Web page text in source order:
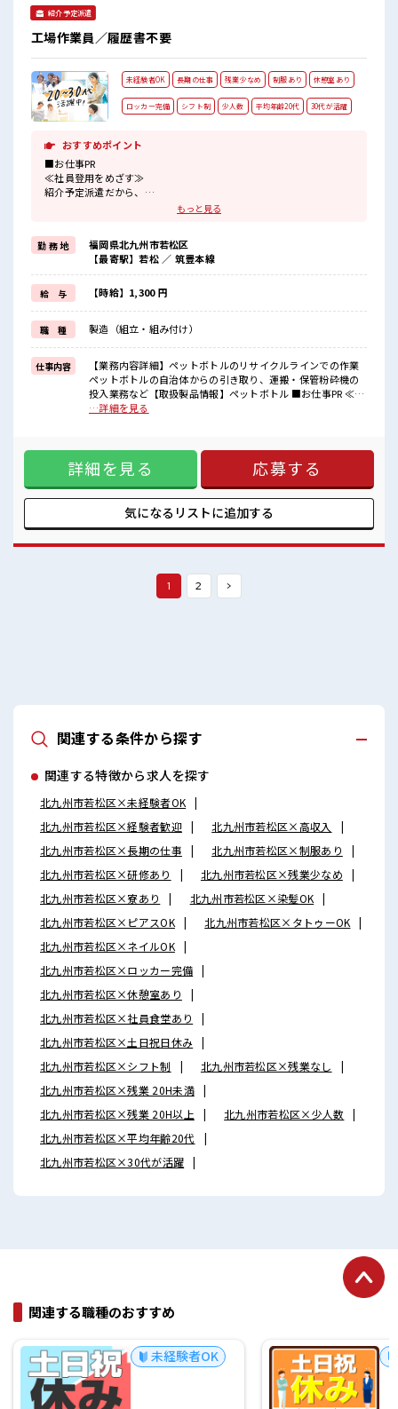
紹介予定派遣
工場作業員／履歴書不要
未経験者OK 長期の仕事 残業少なめ 制服あり 休憩室あり
ロッカー完備 シフト制 少人数 平均年齢20代 30代が活躍
おすすめポイント
■お仕事PR
≪社員登用をめざす≫
紹介予定派遣だから、
自分に職場が合うかお試しできるのがポイント☆
場合によってはお願いすることもありますが、
残業はほとんどナシ！
≪ラクラク制服アリ≫
制服があるので、
毎日の服装の悩み解消♪
≪未経験でも活躍できる≫
新しいことにチャレンジするのは不安だけど、
しっかり働く環境が整っています！
イチからスキルUP・ステップUP目指していきましょう！
■職場の雰囲気
少人数でアットホームな雰囲気の職場！
≪20代の方が多数活躍中の職場≫
ロッカー付き職場♪
もっと見る
勤 務 地
福岡県北九州市若松区
【最寄駅】若松 ／ 筑豊本線
給 与 【時給】1,300 円
職 種 製造（組立・組み付け）
仕事内容
【業務内容詳細】ペットボトルのリサイクルラインでの作業
ペットボトルの自治体からの引き取り、運搬・保管粉砕機の
投入業務など【取扱製品情報】ペットボトル ■お仕事PR ≪社
員登用をめざす≫ 紹介予定派遣だから、 自分に職場が合うか
ラクラク制服アリ≫ 制服があるので、 毎日の服装の悩み解消
♪ ≪未経験でも活躍できる≫ 新しいことにチャレンジするの
は不安だけど、 しっかり働く環境が整っています！ イチから
スキルUP・ステップUP目指していきましょう！ ■職場の雰
囲気 少人数でアットホームな雰囲気の職場！ ≪20代の方が多
数活躍中の職場≫ 一息つける休憩スペースもあります！ 持ち
…詳細を見る
詳細を見る 応募する
気になるリストに追加する
1 2 >
関連する条件から探す
関連する特徴から求人を探す
北九州市若松区×未経験者OK
北九州市若松区×経験者歓迎
北九州市若松区×高収入
北九州市若松区×長期の仕事
北九州市若松区×制服あり
北九州市若松区×研修あり
北九州市若松区×残業少なめ
北九州市若松区×寮あり
北九州市若松区×染髪OK
北九州市若松区×ピアスOK
北九州市若松区×タトゥーOK
北九州市若松区×ネイルOK
北九州市若松区×ロッカー完備
北九州市若松区×休憩室あり
北九州市若松区×社員食堂あり
北九州市若松区×土日祝日休み
北九州市若松区×シフト制
北九州市若松区×残業なし
北九州市若松区×残業 20H未満
北九州市若松区×残業 20H以上
北九州市若松区×少人数
北九州市若松区×平均年齢20代
北九州市若松区×30代が活躍
関連する職種のおすすめ
未経験者OK